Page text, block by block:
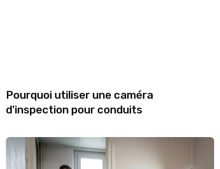
Pourquoi utiliser une caméra
d'inspection pour conduits